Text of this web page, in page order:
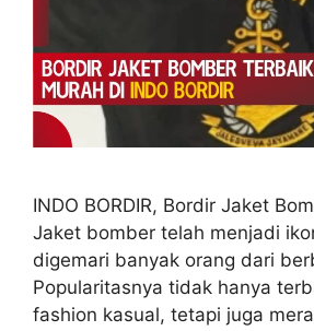
INDO BORDIR, Bordir Jaket
Jaket bomber telah menjadi
digemari banyak orang dari
Popularitasnya tidak hanya
fashion kasual, tetapi juga